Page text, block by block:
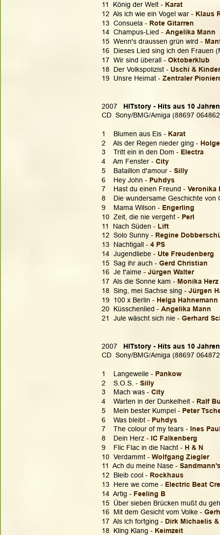
11  König der Welt - Karat
12  Als ich wie ein Vogel war - Klaus
13  Consuela - Rote Gitarren
14  Champus-Lied - Angelika Mann
15  Wenn's draussen grün wird -
16  Dieses Lied sing ich den Frauen
17  Wir sind überall - Oktoberklub
18  Der Volkspolizist - Uschi &
19  Unsre Heimat - Zentraler
2007
HITstory - Hits aus 10
CD  Sony/BMG/Amiga (88697
1    Blumen aus Eis - Karat
2    Als der Regen nieder ging -
3    Tritt ein in den Dom - Electra
4    Am Fenster - City
5    Bataillon d'amour - Silly
6    Hey John - Puhdys
7    Hast du einen Freund - Veronika
8    Die wundersame Geschichte von
9    Mama Wilson - Engerling
10  Zeit, die nie vergeht - Perl
11  Nach Süden - Lift
12  Solo Sunny - Regine
13  Nachtigall - 4 PS
14  Jugendliebe - Ute Freudenberg
15  Sag ihr auch - Gerd Christian
16  Je t'aime - Jürgen Walter
17  Als die Sonne kam - Monika Herz
18  Sing, mei Sachse sing - Jürgen
19  100 x Berlin - Helga Hahnemann
20  Küsschenlied - Angelika Mann
21  Jule wäscht sich nie - Gerhard
2007
HITstory - Hits aus 10
CD  Sony/BMG/Amiga (88697
1    Langeweile - Pankow
2    S.O.S. - Silly
3    Mach was - City
4    Warten in der Dunkelheit - Ralf
5    Mein bester Kumpel - Peter
6    Was bleibt - Puhdys
7    The colour of my tears - Ines
8    Dein Herz - IC Falkenberg
9    Flic Flac in die Nacht - H & N
10  Verdammt - Wolfgang Ziegler
11  Ach du meine Nase -
12  Bleib cool - Rockhaus
13  Here we come - Electric Beat
14  Artig - Feeling B
15  Über sieben Brücken mußt du
16  Mit dem Gesicht vom Volke -
17  Als ich fortging - Dirk Michaelis
18  Kling Klang - Keimzeit